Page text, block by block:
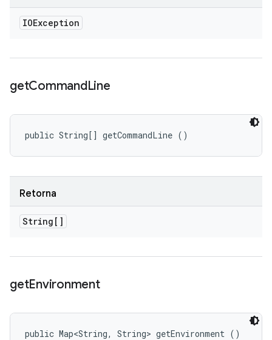
IOException
getCommandLine
public String[] getCommandLine ()
Retorna
String[]
getEnvironment
public Map<String, String> getEnvironment ()